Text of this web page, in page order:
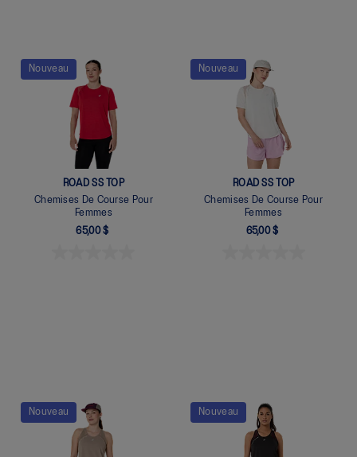
Quickview Quickview
Nouveau
ROAD SS TOP
Chemises De Course Pour
Femmes
65,00 $
Quickview
Nouveau
ROAD SS TOP
Chemises De Course Pour
Femmes
65,00 $
Quickview
Nouveau Nouveau